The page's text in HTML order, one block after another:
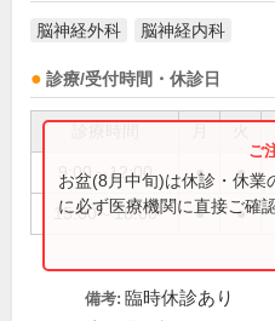
脳神経外科 脳神経内科
診療/受付時間・休診日
9:00～12:00 ● ●
15:00～18:00 ● ●
お盆(8月中旬)は休診・休業
に必ず医療機関に直接ご確
備考: 臨時休診あり